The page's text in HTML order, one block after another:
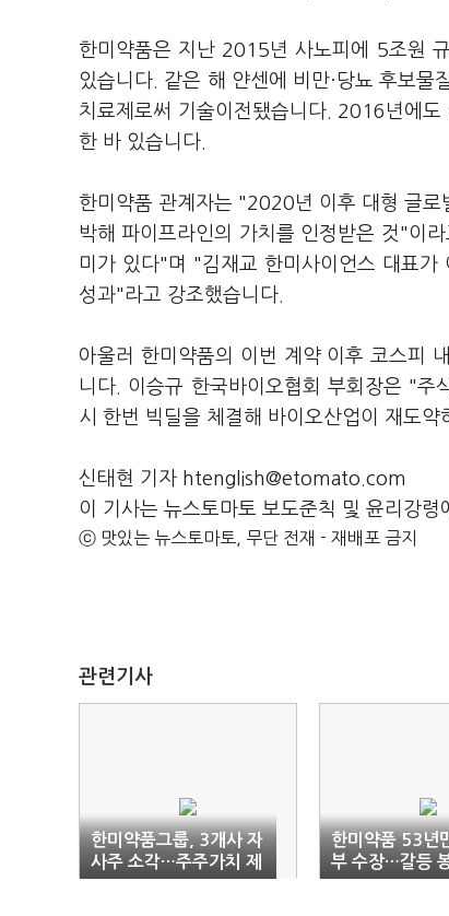
한미약품은 지난 2015년 사노피에 5조원
있습니다. 같은 해 얀센에 비만·당뇨 후보
치료제로써 기술이전됐습니다. 2016년에
한 바 있습니다.
한미약품 관계자는 "2020년 이후 대형 글
박해 파이프라인의 가치를 인정받은 것"이
미가 있다"며 "김재교 한미사이언스 대표
성과"라고 강조했습니다.
아울러 한미약품의 이번 계약 이후 코스피
니다. 이승규 한국바이오협회 부회장은 "주
시 한번 빅딜을 체결해 바이오산업이 재도
신태현 기자 htenglish@etomato.com
이 기사는 뉴스토마토 보도준칙 및 윤리강
ⓒ 맛있는 뉴스토마토, 무단 전재 - 재배포 금지
관련기사
한미약품그룹, 3개사 자
사주 소각…주주가치 제
고 잰걸음
한미약품 53년
부 수장…갈등
험대